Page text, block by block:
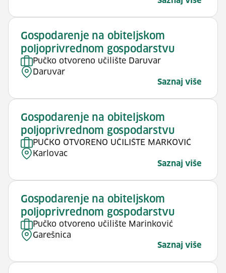
Gospodarenje na obiteljskom
poljoprivrednom gospodarstvu
Pučko otvoreno učilište Daruvar
Daruvar
Saznaj više
Gospodarenje na obiteljskom
poljoprivrednom gospodarstvu
PUČKO OTVORENO UČILIŠTE MARKOVIĆ
Karlovac
Saznaj više
Gospodarenje na obiteljskom
poljoprivrednom gospodarstvu
Pučko otvoreno učilište Marinković
Garešnica
Saznaj više